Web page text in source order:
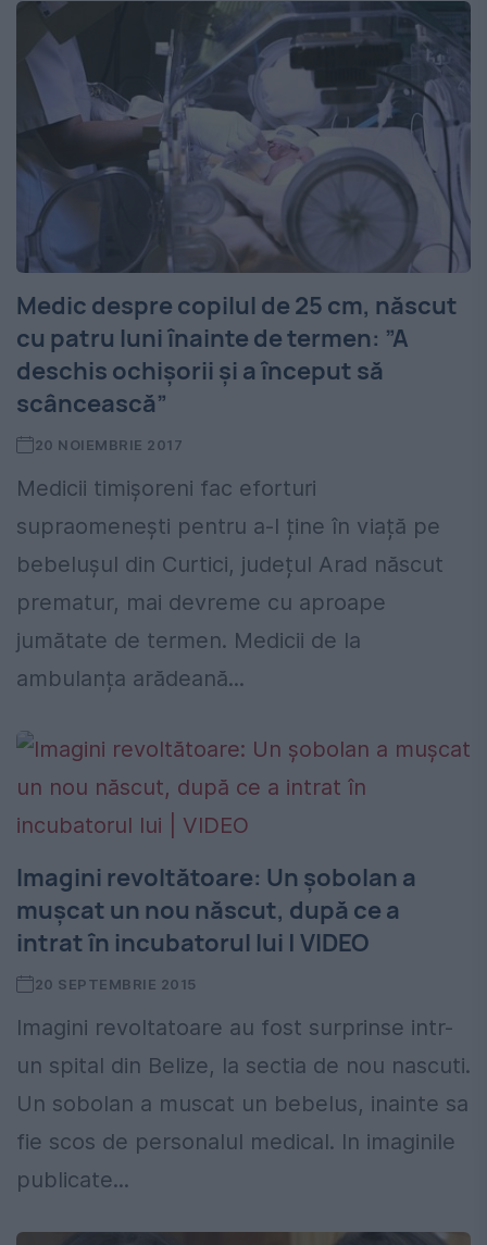
Medic despre copilul de 25 cm, născut
cu patru luni înainte de termen: ”A
deschis ochișorii și a început să
scâncească”
20 NOIEMBRIE 2017
Medicii timișoreni fac eforturi
supraomenești pentru a-l ține în viață pe
bebelușul din Curtici, județul Arad născut
prematur, mai devreme cu aproape
jumătate de termen. Medicii de la
ambulanța arădeană...
Imagini revoltătoare: Un şobolan a
muşcat un nou născut, după ce a
intrat în incubatorul lui | VIDEO
20 SEPTEMBRIE 2015
Imagini revoltatoare au fost surprinse intr-
un spital din Belize, la sectia de nou nascuti.
Un sobolan a muscat un bebelus, inainte sa
fie scos de personalul medical. In imaginile
publicate...